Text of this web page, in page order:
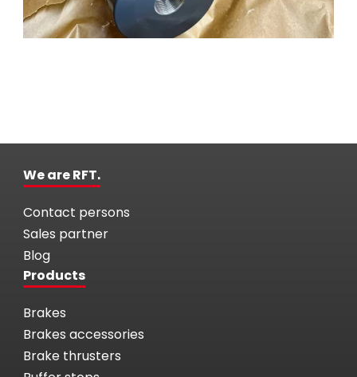
We are RFT.
Contact persons
Sales partner
Blog
Products
Brakes
Brakes accessories
Brake thrusters